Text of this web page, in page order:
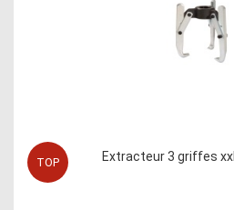
Extracteur 3 griffes
TOP